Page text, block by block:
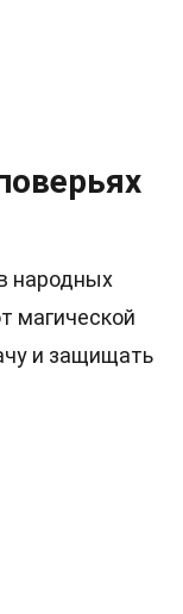
народных
магической
и защищать